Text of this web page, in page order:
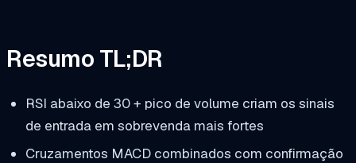
Resumo TL;DR
RSI abaixo de 30 + pico de volume criam os sinais
de entrada em sobrevenda mais fortes
Cruzamentos MACD combinados com confirmação